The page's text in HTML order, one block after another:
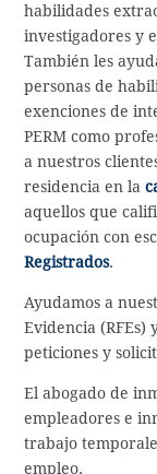
habilidades
investigadores y
También les
personas de
exenciones de
PERM como
a nuestros
residencia en la
aquellos que
ocupación con
Registrados.
Ayudamos a
Evidencia (RFEs)
peticiones y
El abogado de
empleadores e
trabajo
empleo.